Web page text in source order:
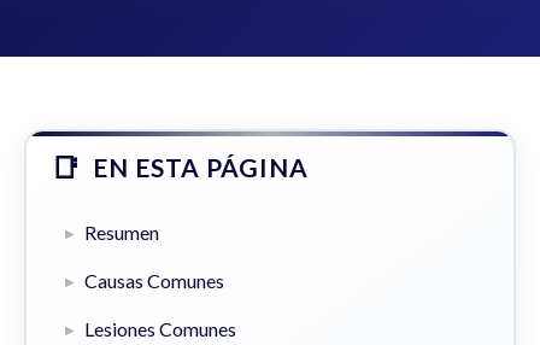
EN ESTA PÁGINA
Resumen
Causas Comunes
Lesiones Comunes